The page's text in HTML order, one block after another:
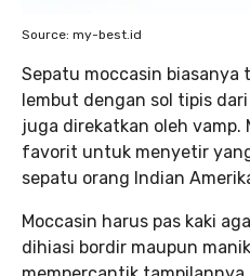
Source: my-best.id
Sepatu moccasin
lembut dengan sol tipis
juga direkatkan oleh vamp.
favorit untuk menyetir
sepatu orang Indian
Moccasin harus pas kaki
dihiasi bordir maupun